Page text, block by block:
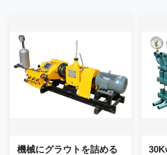
機械にグラウトを詰める